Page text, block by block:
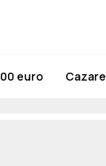
euro Cazare